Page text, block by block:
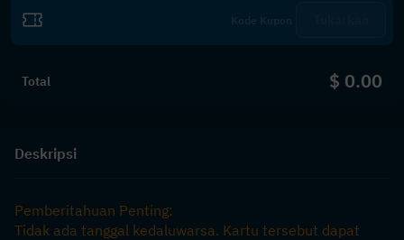
Total $ 0.00
Deskripsi
Pemberitahuan Penting:
Tidak ada tanggal kedaluwarsa. Kartu tersebut dapat